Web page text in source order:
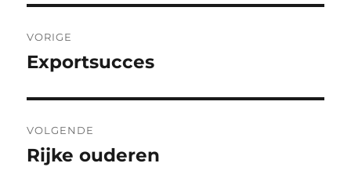
navigatie
VORIGE
Vorig
Exportsucces
VOLGENDE
Volgend
Rijke ouderen